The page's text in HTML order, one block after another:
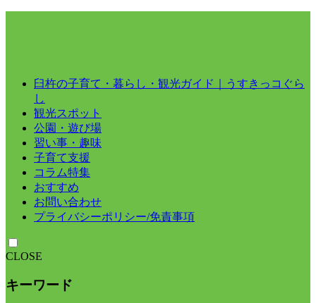
臼杵の子育て・暮らし・観光ガイド｜うすきっコぐら
し
観光スポット
公園・遊び場
習い事・趣味
子育て支援
コラム特集
おすすめ
お問い合わせ
プライバシーポリシー/免責事項
CLOSE
キーワード